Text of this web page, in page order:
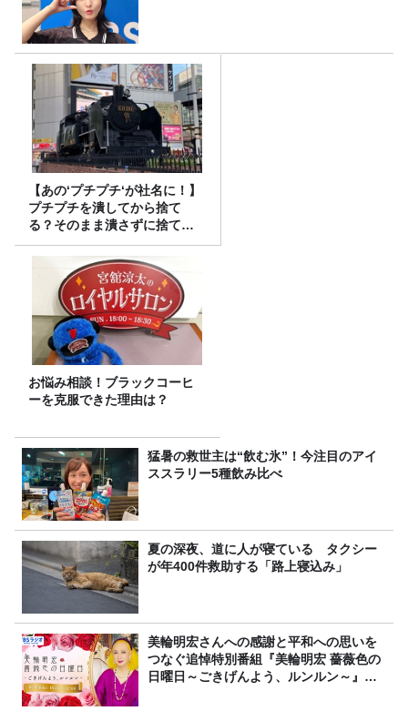
【あの‘プチプチ‘が社名に！】
プチプチを潰してから捨て
る？そのまま潰さずに捨て
る？
お悩み相談！ブラックコーヒ
ーを克服できた理由は？
猛暑の救世主は“飲む氷”！今注目のアイ
ススラリー5種飲み比べ
夏の深夜、道に人が寝ている タクシー
が年400件救助する「路上寝込み」
美輪明宏さんへの感謝と平和への思いを
つなぐ追悼特別番組『美輪明宏 薔薇色の
日曜日～ごきげんよう、ルンルン～』